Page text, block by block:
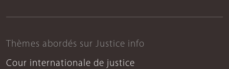
Thèmes abordés sur Justice info
Cour internationale de justice